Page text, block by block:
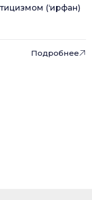
(‘ирфан)
Подробнее